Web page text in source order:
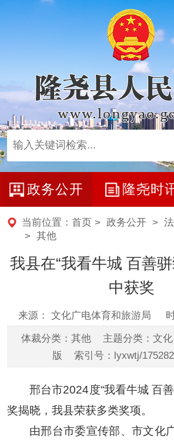
政务公开 隆尧时
当前位置： 首页 > 政务公开>
> 其他
我县在“我看牛城 百善
中获奖
来源： 文化广电体育和旅游局
体裁分类：其他 主题分类：文化
版 索引号：lyxwtj/
邢台市2024度“我看牛城 百
奖揭晓，我县荣获多类奖项。
由邢台市委宣传部、市文化